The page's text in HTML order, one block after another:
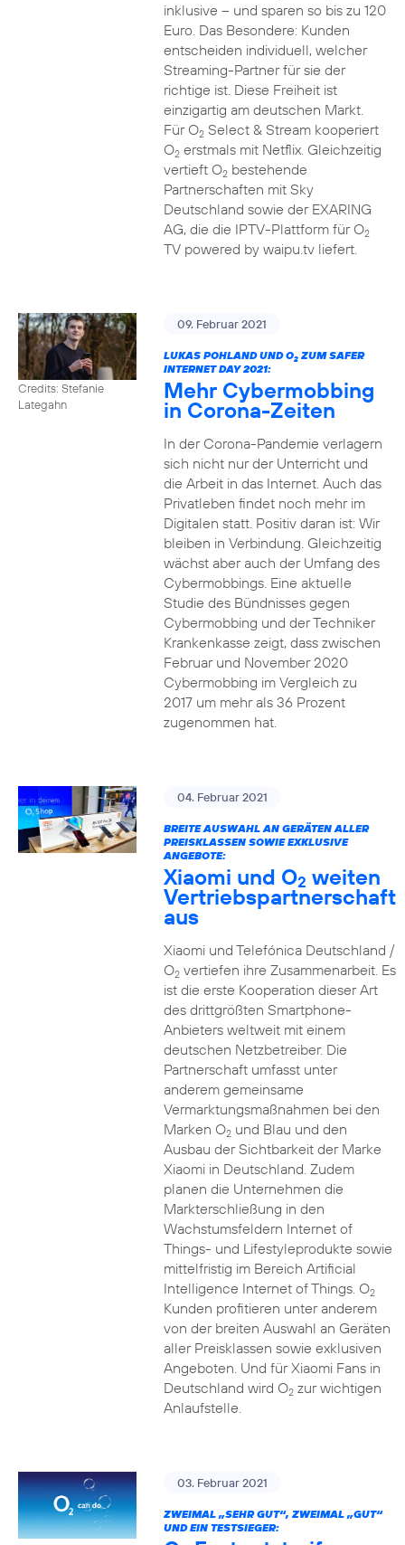
inklusive – und sparen so bis zu 120
Euro. Das Besondere: Kunden
entscheiden individuell, welcher
Streaming-Partner für sie der
richtige ist. Diese Freiheit ist
einzigartig am deutschen Markt.
Für O2Select & Stream kooperiert
O2erstmals mit Netflix. Gleichzeitig
vertieft O2bestehende
Partnerschaften mit Sky
Deutschland sowie der EXARING
AG, die die IPTV-Plattform für O2
TV powered by waipu.tv liefert.
Credits: Stefanie
Lategahn
09. Februar 2021
LUKAS POHLAND UND O2ZUM SAFER
INTERNET DAY 2021:
Mehr Cybermobbing
in Corona-Zeiten
In der Corona-Pandemie verlagern
sich nicht nur der Unterricht und
die Arbeit in das Internet. Auch das
Privatleben findet noch mehr im
Digitalen statt. Positiv daran ist: Wir
bleiben in Verbindung. Gleichzeitig
wächst aber auch der Umfang des
Cybermobbings. Eine aktuelle
Studie des Bündnisses gegen
Cybermobbing und der Techniker
Krankenkasse zeigt, dass zwischen
Februar und November 2020
Cybermobbing im Vergleich zu
2017 um mehr als 36 Prozent
zugenommen hat.
04. Februar 2021
BREITE AUSWAHL AN GERÄTEN ALLER
PREISKLASSEN SOWIE EXKLUSIVE
ANGEBOTE:
Xiaomi und O2 weiten
Vertriebspartnerschaft
aus
Xiaomi und Telefónica Deutschland /
O2vertiefen ihre Zusammenarbeit. Es
ist die erste Kooperation dieser Art
des drittgrößten Smartphone-
Anbieters weltweit mit einem
deutschen Netzbetreiber. Die
Partnerschaft umfasst unter
anderem gemeinsame
Vermarktungsmaßnahmen bei den
Marken O2und Blau und den
Ausbau der Sichtbarkeit der Marke
Xiaomi in Deutschland. Zudem
planen die Unternehmen die
Markterschließung in den
Wachstumsfeldern Internet of
Things- und Lifestyleprodukte sowie
mittelfristig im Bereich Artificial
Intelligence Internet of Things. O2
Kunden profitieren unter anderem
von der breiten Auswahl an Geräten
aller Preisklassen sowie exklusiven
Angeboten. Und für Xiaomi Fans in
Deutschland wird O2zur wichtigen
Anlaufstelle.
03. Februar 2021
ZWEIMAL „SEHR GUT“, ZWEIMAL „GUT“
UND EIN TESTSIEGER: